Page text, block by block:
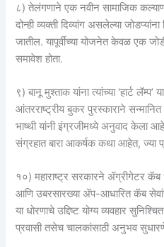
८) तेलंगणाने एक नवीन सामाजिक
दोन्ही व्यक्ती दिव्यांग असलेल्या
जातील. यापूर्वीच्या योजनेत केवळ एक
समावेश होता.
९) बानू मुश्ताक यांना त्यांच्या ‘हार्ट
आंतरराष्ट्रीय बुकर पुरस्काराने
भाष्थी यांनी इंग्रजीमध्ये अनुवाद केला आहे.
संग्रहात बारा आकर्षक कथा आहेत, ज्या
१०) महाराष्ट्र सरकारने ॲग्रीगेटर
आणि उबरसारख्या ॲप-आधारित कॅब
या धोरणाचे उद्दिष्ट योग्य व्यवहार
प्रवासी तसेच चालकांसाठी अनुभव